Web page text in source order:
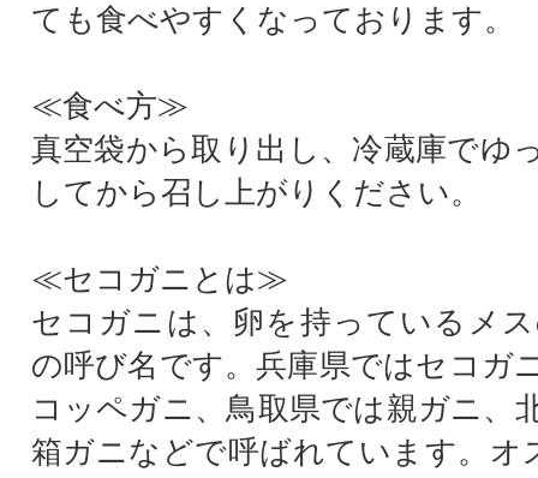
ても食べやすくなっております。
≪食べ方≫
真空袋から取り出し、冷蔵庫でゆ
してから召し上がりください。
≪セコガニとは≫
セコガニは、卵を持っているメ
の呼び名です。兵庫県ではセコガ
コッペガニ、鳥取県では親ガニ、
箱ガニなどで呼ばれています。オ